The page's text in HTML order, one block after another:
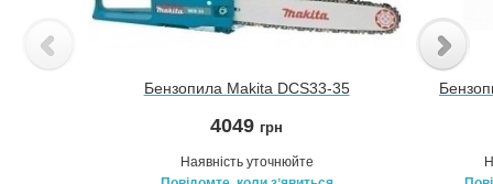
Бензопила Makita DCS33-35
4049 грн
Наявність уточнюйте